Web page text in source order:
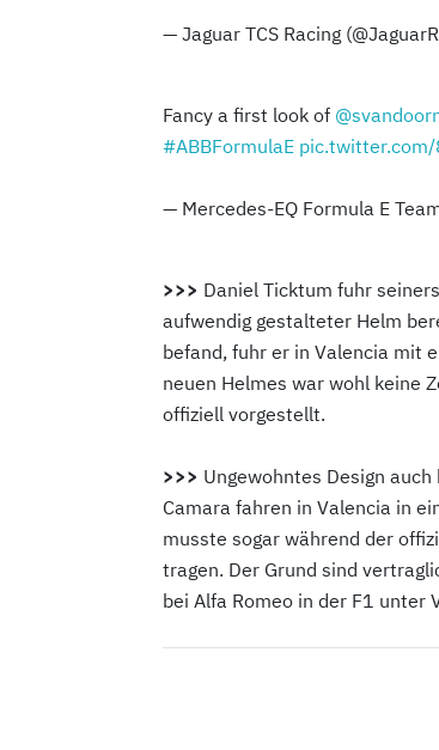
— Jaguar TCS Racing
Fancy a first look of
#ABBFormulaE pic.twitter.com/
— Mercedes-EQ Formula E
>>> Daniel Ticktum fuhr
aufwendig gestalteter Helm
befand, fuhr er in Valencia mit
neuen Helmes war wohl keine
offiziell vorgestellt.
>>> Ungewohntes Design
Camara fahren in Valencia in
musste sogar während der
tragen. Der Grund sind
bei Alfa Romeo in der F1 unter